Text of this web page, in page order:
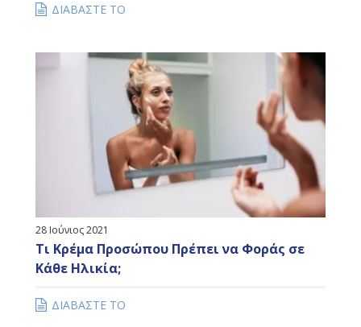
ΔΙΑΒΑΣΤΕ ΤΟ
28 Ιούνιος 2021
Τι Κρέμα Προσώπου Πρέπει να Φοράς σε
Κάθε Ηλικία;
ΔΙΑΒΑΣΤΕ ΤΟ